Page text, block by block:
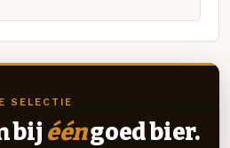
SELECTIE
bij ééngoed bier.